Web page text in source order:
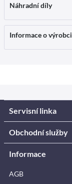
Náhradní díly
Informace o výrobci
Servisní linka
Obchodní služby
Informace
AGB